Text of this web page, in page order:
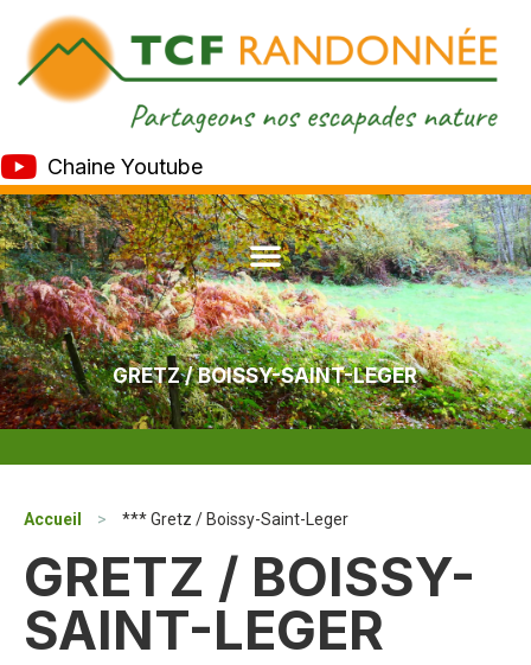
Chaine Youtube
GRETZ / BOISSY-SAINT-LEGER
Accueil > *** Gretz / Boissy-Saint-Leger
GRETZ / BOISSY-
SAINT-LEGER